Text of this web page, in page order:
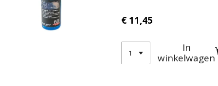
€ 11,45
In
winkelwagen